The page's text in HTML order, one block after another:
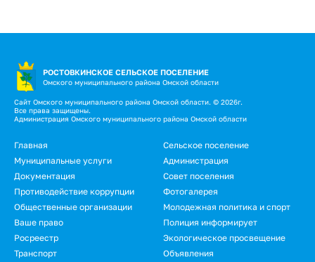
РОСТОВКИНСКОЕ СЕЛЬСКОЕ ПОСЕЛЕНИЕ
Омского муниципального района Омской области
Сайт Омского муниципального района Омской области. © 2026г.
Все права защищены.
Администрация Омского муниципального района Омской области
Подвал
Главная
Сельское поселение
Муниципальные услуги
Администрация
Документация
Совет поселения
Противодействие коррупции
Фотогалерея
Общественные организации
Молодежная политика и спорт
Ваше право
Полиция информирует
Росреестр
Экологическое просвещение
Транспорт
Объявления